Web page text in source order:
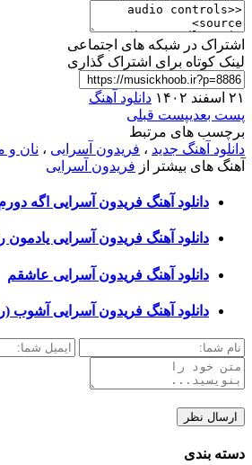
اشتراک در شبکه های اجتماعی
لینک کوتاه برای اشتراک گذاری
۲۱ اسفند ۱۴۰۲
دانلود آهنگ
پست بعدیپست قبلی
برچسب های مرتبط
دانلود آهنگ جدید ، فریدون آسرایی ، نان و
آهنگ های بیشتر از فریدون آسرایی
دانلود آهنگ فریدون آسرایی اگه
دانلود آهنگ فریدون آسرایی
دانلود آهنگ فریدون آسرایی عاشقم
دانلود آهنگ فریدون آسرایی آشوب
دسته بندی